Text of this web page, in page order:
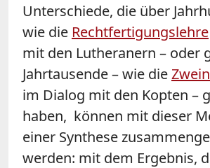
Unterschiede, die über
wie die Rechtfertigungslehre
mit den Lutheranern – oder
Jahrtausende – wie die
im Dialog mit den Kopten –
haben, können mit dieser
einer Synthese
werden: mit dem Ergebnis,